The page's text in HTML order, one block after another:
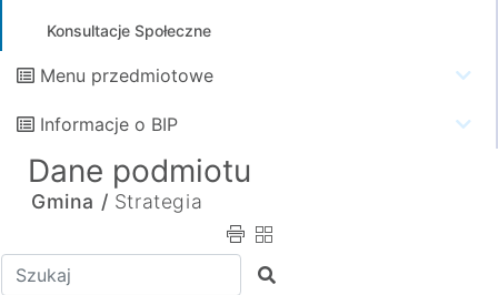
Konsultacje Społeczne
Menu przedmiotowe
Informacje o BIP
Dane podmiotu
Gmina / Strategia
Wpisz tekst do wyszukania Szukaj